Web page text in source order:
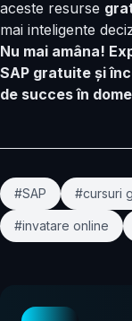
aceste resurse
mai inteligente
Nu mai amâna!
SAP gratuite și
de succes în
#SAP #cursuri
#invatare online